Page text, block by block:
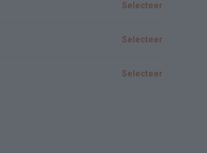
Selecteer
Selecteer
Selecteer